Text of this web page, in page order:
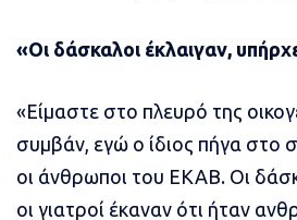
«Οι δάσκαλοι έκλαιγαν,
«Είμαστε στο πλευρό της
συμβάν, εγώ ο ίδιος πήγα στο
οι άνθρωποι του ΕΚΑΒ. Οι
οι γιατροί έκαναν ότι ήταν